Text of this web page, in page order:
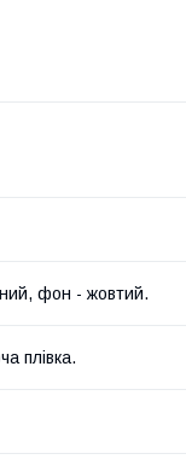
фон - жовтий.
плівка.